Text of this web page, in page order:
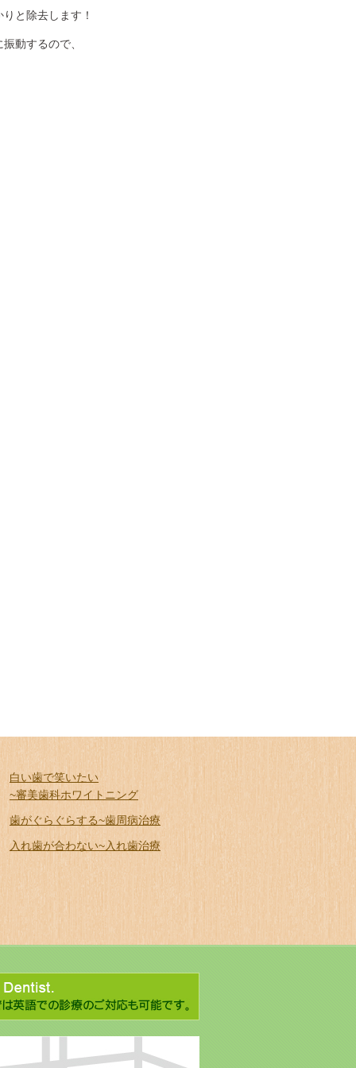
去します！
動するので、
白い歯で笑いたい
~審美歯科ホワイトニング
歯がぐらぐらする~歯周病治療
入れ歯が合わない~入れ歯治療